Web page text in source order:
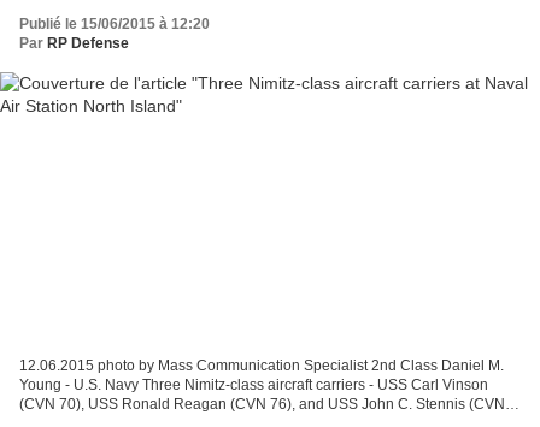
Publié le 15/06/2015 à 12:20
Par RP Defense
12.06.2015 photo by Mass Communication Specialist 2nd Class Daniel M.
Young - U.S. Navy Three Nimitz-class aircraft carriers - USS Carl Vinson
(CVN 70), USS Ronald Reagan (CVN 76), and USS John C. Stennis (CVN